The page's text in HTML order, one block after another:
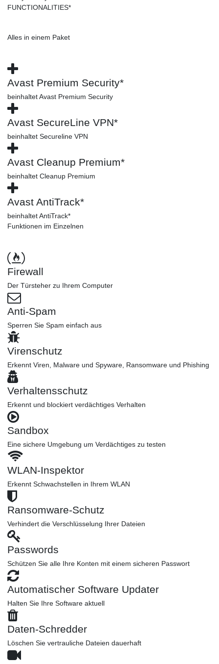
FUNCTIONALITIES*
Alles in einem Paket
Avast Premium Security*
beinhaltet Avast Premium Security
Avast SecureLine VPN*
beinhaltet Secureline VPN
Avast Cleanup Premium*
beinhaltet Cleanup Premium
Avast AntiTrack*
beinhaltet AntiTrack*
Funktionen im Einzelnen
Firewall
Der Türsteher zu Ihrem Computer
Anti-Spam
Sperren Sie Spam einfach aus
Virenschutz
Erkennt Viren, Malware und Spyware, Ransomware und Phishing
Verhaltensschutz
Erkennt und blockiert verdächtiges Verhalten
Sandbox
Eine sichere Umgebung um Verdächtiges zu testen
WLAN-Inspektor
Erkennt Schwachstellen in Ihrem WLAN
Ransomware-Schutz
Verhindert die Verschlüsselung Ihrer Dateien
Passwords
Schützen Sie alle Ihre Konten mit einem sicheren Passwort
Automatischer Software Updater
Halten Sie Ihre Software aktuell
Daten-Schredder
Löschen Sie vertrauliche Dateien dauerhaft